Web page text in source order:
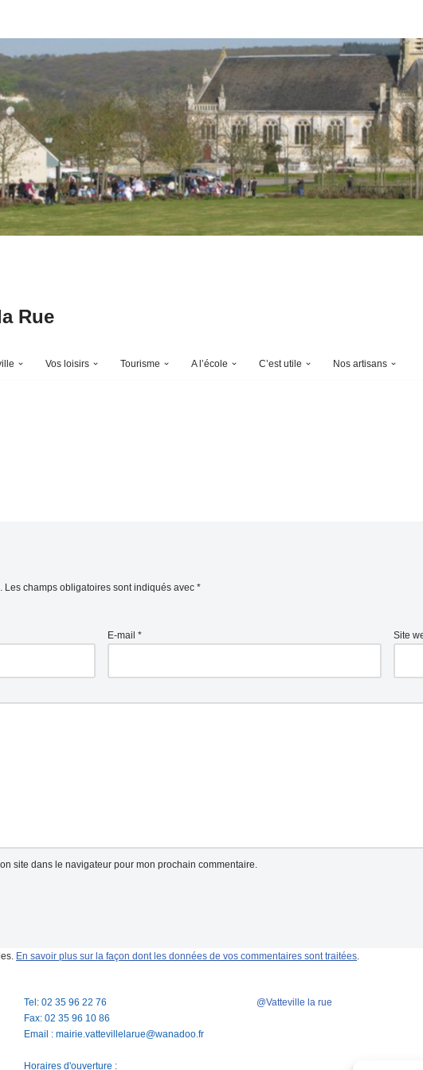
Rue
Vos loisirs Tourisme A l’école C’est utile Nos artisans
Les champs obligatoires sont indiqués avec *
E-mail* Site
site dans le navigateur pour mon prochain commentaire.
En savoir plus sur la façon dont les données de vos commentaires sont traitées.
Tel: 02 35 96 22 76
Fax: 02 35 96 10 86
Email : mairie.vattevillelarue@wanadoo.fr
Horaires d'ouverture :
@Vatteville la rue